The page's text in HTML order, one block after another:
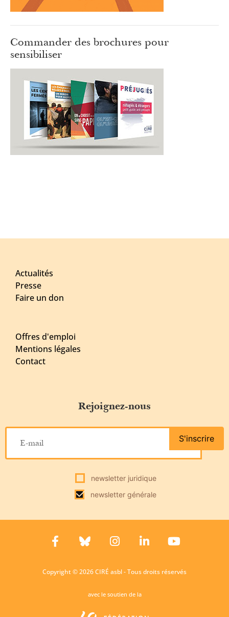
Commander des brochures pour
sensibiliser
Actualités
Presse
Faire un don
Offres d'emploi
Mentions légales
Contact
Rejoignez-nous
newsletter juridique
newsletter générale
S'inscrire
Copyright © 2026 CIRÉ asbl - Tous droits réservés
avec le soutien de la